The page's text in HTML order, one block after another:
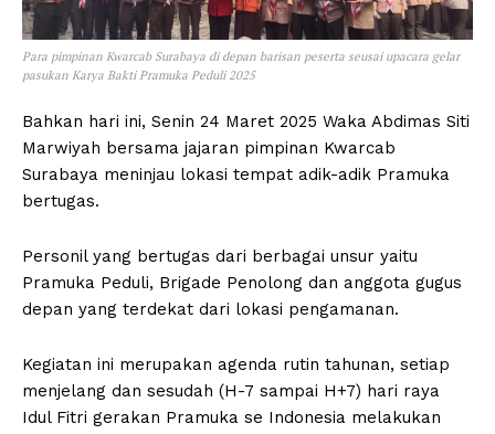
Para pimpinan Kwarcab Surabaya di depan barisan peserta seusai upacara gelar
pasukan Karya Bakti Pramuka Peduli 2025
Bahkan hari ini, Senin 24 Maret 2025 Waka Abdimas Siti
Marwiyah bersama jajaran pimpinan Kwarcab
Surabaya meninjau lokasi tempat adik-adik Pramuka
bertugas.
Personil yang bertugas dari berbagai unsur yaitu
Pramuka Peduli, Brigade Penolong dan anggota gugus
depan yang terdekat dari lokasi pengamanan.
Kegiatan ini merupakan agenda rutin tahunan, setiap
menjelang dan sesudah (H-7 sampai H+7) hari raya
Idul Fitri gerakan Pramuka se Indonesia melakukan